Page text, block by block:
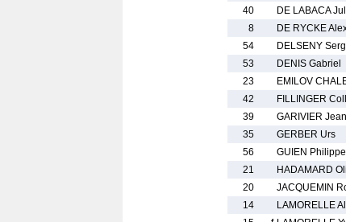
40
DE LABACA
8
DE RYCKE
54
DELSENY
53
DENIS Gabriel
23
EMILOV
42
FILLINGER
39
GARIVIER
35
GERBER Urs
56
GUIEN Philippe
21
HADAMARD
20
JACQUEMIN
14
LAMORELLE